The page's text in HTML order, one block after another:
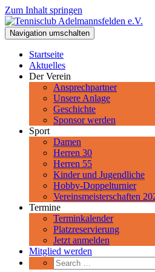
Zum Inhalt springen
Tennisclub
Spiel, Satz und Sieg! Herzlich
Navigation umschalten
Startseite
Aktuelles
Der Verein
Ansprechpartner
Unsere Anlage
Geschichte
Sponsor werden
Sport
Damen
Herren 30
Herren 55
Kinder und Jugendliche
Hobby-Doppelturnier
Vereinsmeisterschaften
Termine
Terminkalender
Platzreservierung
Jetzt anmelden
Mitglied werden